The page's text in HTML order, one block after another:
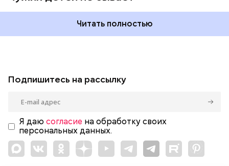
Читать полностью
Подпишитесь на рассылку
Я даю согласие на обработку своих
персональных данных.